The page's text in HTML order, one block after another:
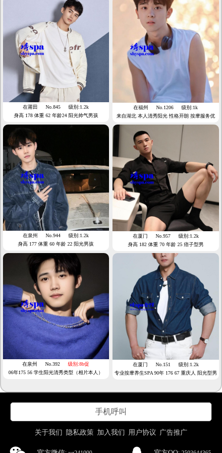
在莆田 No.845
级别:1.2k
身高 178 体重 62 年龄24 阳光帅气男孩
在福州 No.1206
级别:1k
来自湖北 本人清秀阳光 性格开朗 按摩服务优
在泉州 No.944
级别:1.2k
身高 177 体重 60 年龄 22 阳光男孩
在厦门 No.957
级别:1.2k
身高 182 体重 70 年龄 25 痞子型男
在泉州 No.392
级别:8b促
06年175 56 学生阳光清秀类型（相片本人）
在厦门 No.151
级别:1.2k
专业按摩养生SPA 90年 176 67 重庆人 阳光型男
手机呼叫
关于我们 隐私政策 加入我们 用户协议 广告推广